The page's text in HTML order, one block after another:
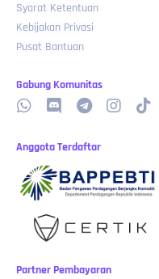
Syarat Ketentuan
Kebijakan Privasi
Pusat Bantuan
Gabung Komunitas
Anggota Terdaftar
Partner Pembayaran